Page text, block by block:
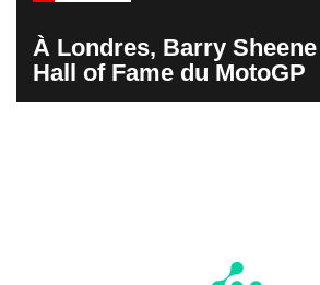
À Londres, Barry
Hall of Fame du MotoGP